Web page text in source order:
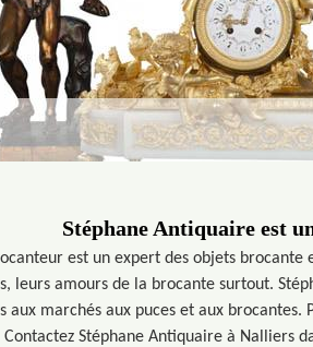
Stéphane Antiquaire est
est un expert des objets brocante
leurs amours de la brocante surtout.
aux marchés aux puces et aux
Contactez Stéphane Antiquaire à Nalliers